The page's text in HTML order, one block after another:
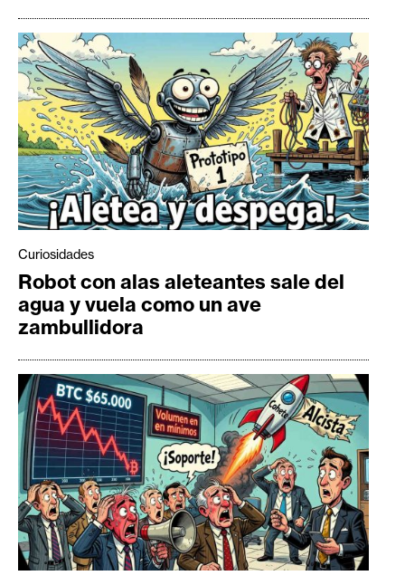
Curiosidades
Robot con alas aleteantes sale del
agua y vuela como un ave
zambullidora